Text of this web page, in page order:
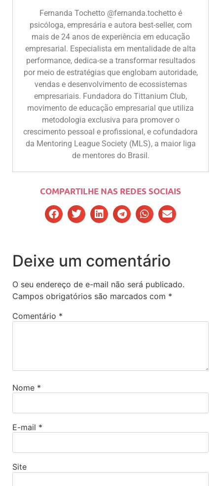
Fernanda Tochetto @fernanda.tochetto é
psicóloga, empresária e autora best-seller, com
mais de 24 anos de experiência em educação
empresarial. Especialista em mentalidade de alta
performance, dedica-se a transformar resultados
por meio de estratégias que englobam autoridade,
vendas e desenvolvimento de ecossistemas
empresariais. Fundadora do Tittanium Club,
movimento de educação empresarial que utiliza
metodologia exclusiva para promover o
crescimento pessoal e profissional, e cofundadora
da Mentoring League Society (MLS), a maior liga
de mentores do Brasil.
COMPARTILHE NAS REDES SOCIAIS
Deixe um comentário
O seu endereço de e-mail não será publicado.
Campos obrigatórios são marcados com *
Comentário *
Nome *
E-mail *
Site